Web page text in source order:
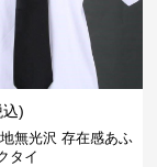
)
無光沢 存在感あふ
タイ